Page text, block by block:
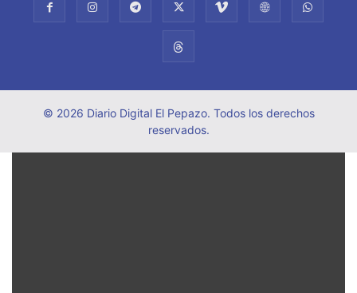
© 2026 Diario Digital El Pepazo. Todos los derechos
reservados.